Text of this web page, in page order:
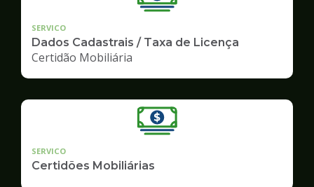
SERVICO
Dados Cadastrais / Taxa de Licença
Certidão Mobiliária
SERVICO
Certidões Mobiliárias